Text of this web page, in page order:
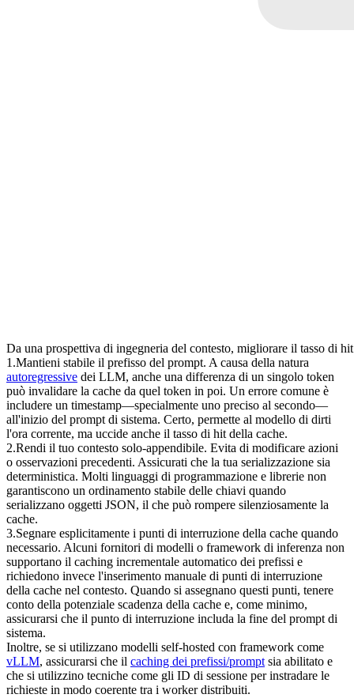
Da una prospettiva di ingegneria del contesto, migliorare il tasso di
1 .Mantieni stabile il prefisso del prompt. A causa della natura
autoregressive dei LLM, anche una differenza di un singolo token
può invalidare la cache da quel token in poi. Un errore comune è
includere un timestamp—specialmente uno preciso al secondo—
all'inizio del prompt di sistema. Certo, permette al modello di dirti
l'ora corrente, ma uccide anche il tasso di hit della cache.
2.Rendi il tuo contesto solo-appendibile. Evita di modificare azioni
o osservazioni precedenti. Assicurati che la tua serializzazione sia
deterministica. Molti linguaggi di programmazione e librerie non
garantiscono un ordinamento stabile delle chiavi quando
serializzano oggetti JSON, il che può rompere silenziosamente la
cache.
3.Segnare esplicitamente i punti di interruzione della cache quando
necessario. Alcuni fornitori di modelli o framework di inferenza non
supportano il caching incrementale automatico dei prefissi e
richiedono invece l'inserimento manuale di punti di interruzione
della cache nel contesto. Quando si assegnano questi punti, tenere
conto della potenziale scadenza della cache e, come minimo,
assicurarsi che il punto di interruzione includa la fine del prompt di
sistema.
Inoltre, se si utilizzano modelli self-hosted con framework come
vLLM, assicurarsi che il caching dei prefissi/prompt sia abilitato e
che si utilizzino tecniche come gli ID di sessione per instradare le
richieste in modo coerente tra i worker distribuiti.